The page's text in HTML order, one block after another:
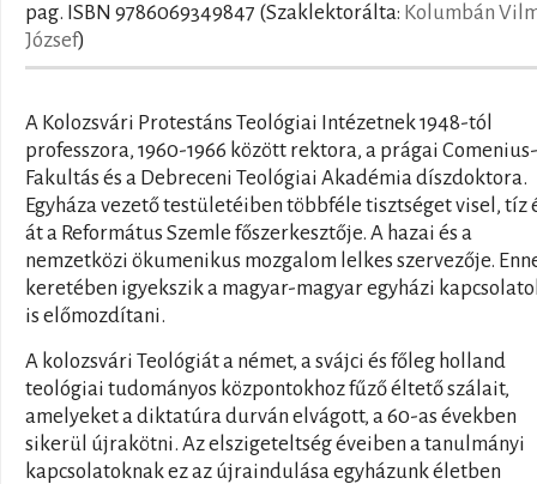
pag. ISBN 9786069349847 (Szaklektorálta: Kolumbán
József)
A Kolozsvári Protestáns Teológiai Intézetnek 1948-tól
professzora, 1960-1966 között rektora, a prágai Comenius-
Fakultás és a Debreceni Teológiai Akadémia díszdoktora.
Egyháza vezető testületéiben többféle tisztséget visel, tíz
át a Református Szemle főszerkesztője. A hazai és a
nemzetközi ökumenikus mozgalom lelkes szervezője.
keretében igyekszik a magyar-magyar egyházi
is előmozdítani.
A kolozsvári Teológiát a német, a svájci és főleg holland
teológiai tudományos központokhoz fűző éltető szálait,
amelyeket a diktatúra durván elvágott, a 60-as években
sikerül újrakötni. Az elszigeteltség éveiben a tanulmányi
kapcsolatoknak ez az újraindulása egyházunk életben